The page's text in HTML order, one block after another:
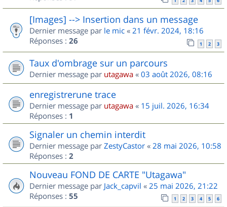
[Images] --> Insertion dans un message
Dernier message par le mic « 21 févr. 2024, 18:16
Réponses : 26 1 2 3
Taux d'ombrage sur un parcours
Dernier message par utagawa « 03 août 2026, 08:16
enregistrerune trace
Dernier message par utagawa « 15 juil. 2026, 16:34
Réponses : 1
Signaler un chemin interdit
Dernier message par ZestyCastor « 28 mai 2026, 10:58
Réponses : 2
Nouveau FOND DE CARTE "Utagawa"
Dernier message par Jack_capvil « 25 mai 2026, 21:22
Réponses : 55 1 2 3 4 5 6